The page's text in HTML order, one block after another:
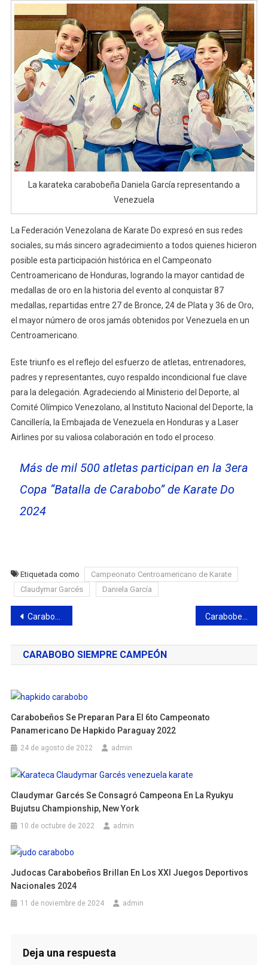
La karateka carabobeña Daniela García representando a
Venezuela
La Federación Venezolana de Karate Do expresó en sus redes
sociales, su más sincero agradecimiento a todos quienes hicieron
posible esta participación histórica en el Campeonato
Centroamericano de Honduras, logrando la mayor cantidad de
medallas de oro en la historia del evento al conquistar 87
medallas, repartidas entre 27 de Bronce, 24 de Plata y 36 de Oro,
el mayor número de oros jamás obtenidos por Venezuela en un
Centroamericano.
Este triunfo es el reflejo del esfuerzo de atletas, entrenadores,
padres y representantes, cuyo respaldo incondicional fue clave
para la delegación. Agradeciendo al Ministerio del Deporte, al
Comité Olímpico Venezolano, al Instituto Nacional del Deporte, la
Cancillería, la Embajada de Venezuela en Honduras y a Laser
Airlines por su valiosa colaboración en todo el proceso.
Más de mil 500 atletas participan en la 3era
Copa “Batalla de Carabobo” de Karate Do
2024
Etiquetada como
Campeonato Centroamericano de Karate
Claudymar Garcés
Daniela García
Navegación
de
entradas
Carabobo destaca en el Campeonato Nacional de Apertura de Canotaje de Velocidad
CARABOBO SIEMPRE CAMPEÓN
Carabobeños Se Preparan Para El 6to Campeonato
Panamericano De Hapkido Paraguay 2022
24 de agosto de 2022 admin
Claudymar Garcés Se Consagró Campeona En La Ryukyu
Bujutsu Championship, New York
10 de octubre de 2022 admin
Judocas Carabobeños Brillan En Los XXI Juegos Deportivos
Nacionales 2024
11 de noviembre de 2024 admin
Deja una respuesta